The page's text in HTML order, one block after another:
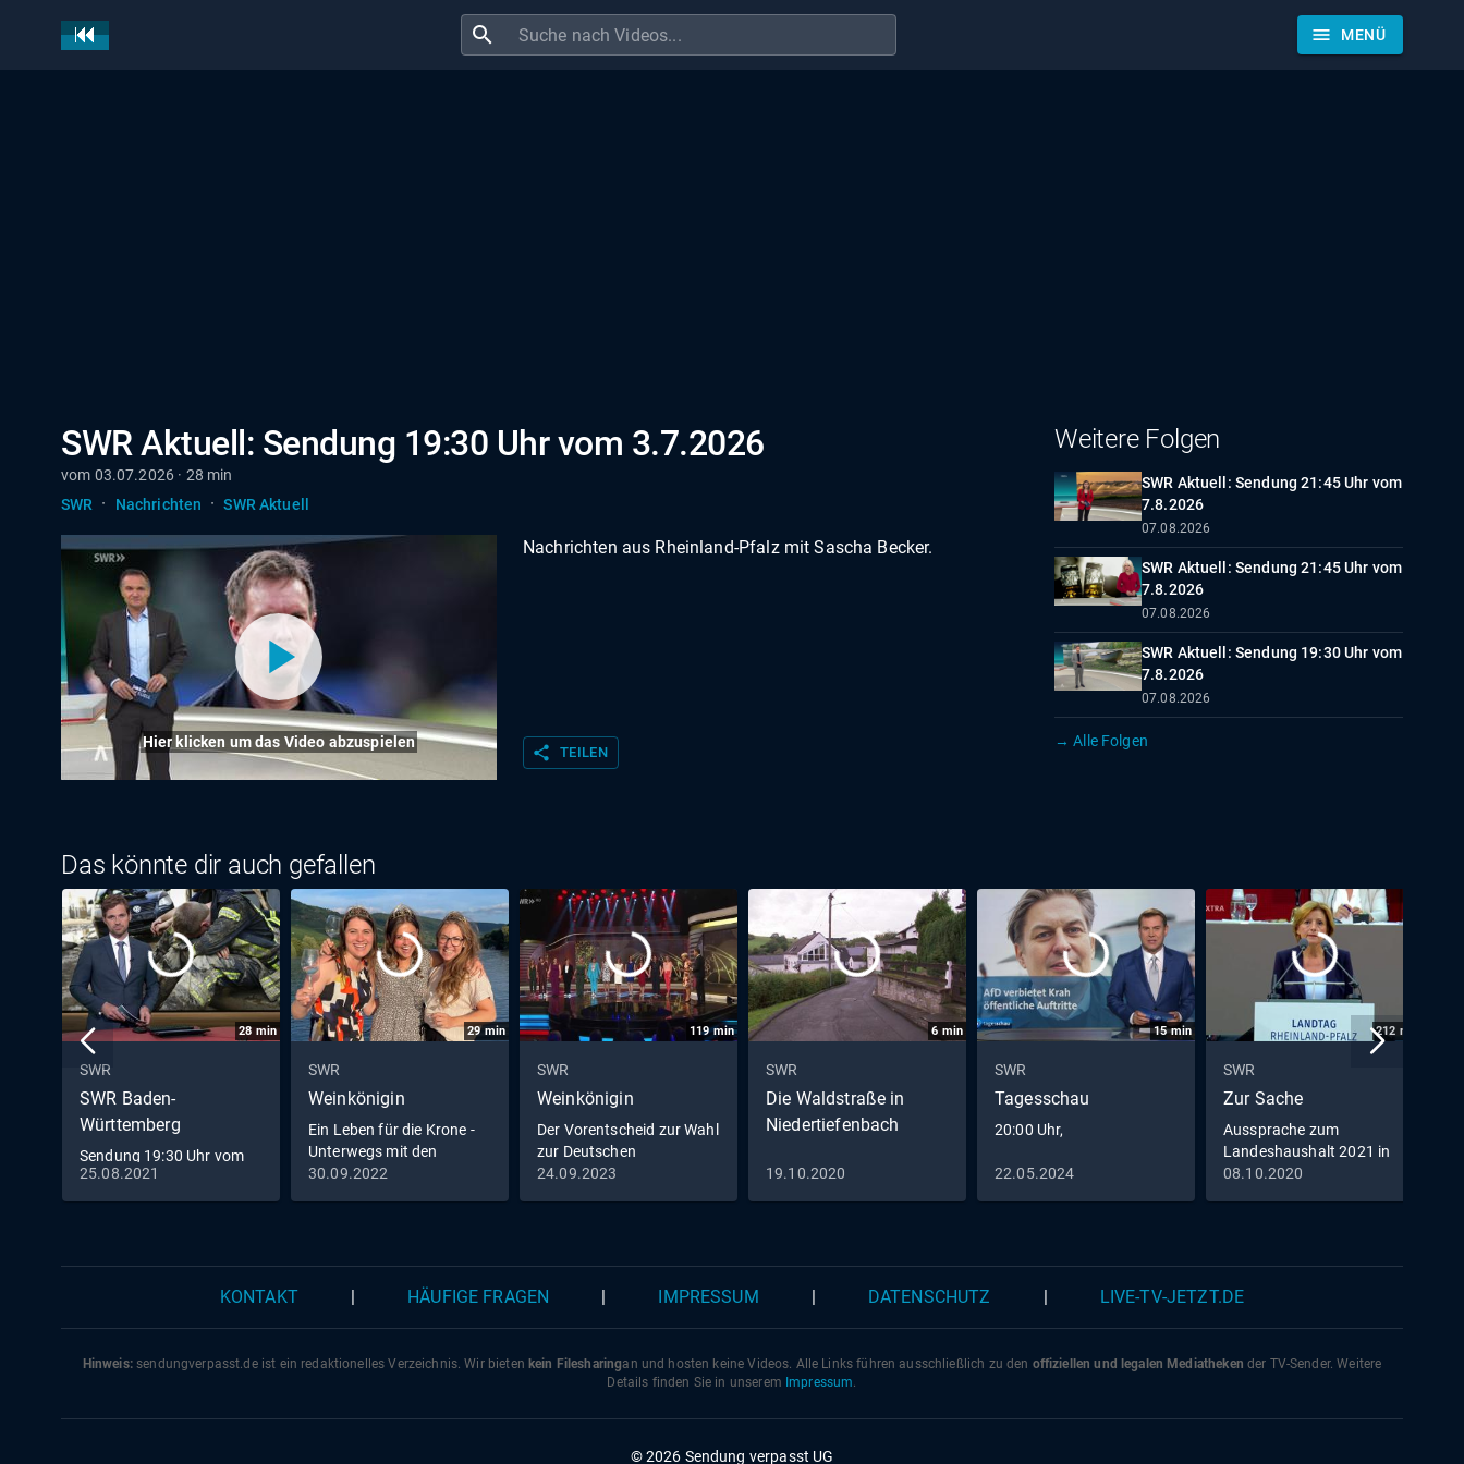
search menu MENÜ
SWR Aktuell: Sendung 19:30 Uhr vom 3.7.2026
vom 03.07.2026 · 28 min
SWR
· Nachrichten · SWR Aktuell
Hier klicken um das Video abzuspielen
Nachrichten aus Rheinland-Pfalz mit Sascha Becker.
share TEILEN
Weitere Folgen
SWR Aktuell: Sendung 21:45 Uhr vom
7.8.2026
07.08.2026
SWR Aktuell: Sendung 21:45 Uhr vom
7.8.2026
07.08.2026
SWR Aktuell: Sendung 19:30 Uhr vom
7.8.2026
07.08.2026
→ Alle Folgen
Das könnte dir auch gefallen
28 min
SWR
SWR Baden-
Württemberg
Sendung 19:30 Uhr vom
25.8.2021
25.08.2021
29min
SWR
Weinkönigin
Ein Leben für die Krone -
Unterwegs mit den
Weinköniginnen
30.09.2022
119min
SWR
Weinkönigin
Der Vorentscheid zur Wahl
zur Deutschen
Weinkönigin 2023
24.09.2023
6 min
SWR
Die Waldstraße in
Niedertiefenbach
19.10.2020
15min
SWR
Tagesschau
20:00 Uhr,
22.05.2024
212 min
SWR
Zur Sache
Aussprache zum
Landeshaushalt 2021 in
Rheinland-Pfalz
08.10.2020
KONTAKT HÄUFIGE FRAGEN IMPRESSUM DATENSCHUTZ LIVE-TV-JETZT.DE
Hinweis:sendungverpasst.deist ein redaktionelles Verzeichnis. Wir bieten kein Filesharingan und hosten keine Videos. Alle Links führen ausschließlich zu den offiziellen und legalen Mediatheken der TV-Sender. Weitere
Details finden Sie in unserem Impressum.
© 2026 Sendung verpasst UG